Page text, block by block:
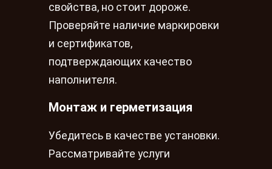
свойства, но стоит дороже.
Проверяйте наличие маркировки
и сертификатов,
подтверждающих качество
наполнителя.
Монтаж и герметизация
Убедитесь в качестве установки.
Рассматривайте услуги